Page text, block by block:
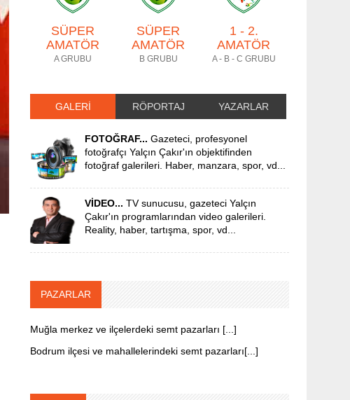
SÜPER
AMATÖR
A GRUBU
SÜPER
AMATÖR
B GRUBU
1 - 2.
AMATÖR
A - B - C GRUBU
GALERİ RÖPORTAJ YAZARLAR
FOTOĞRAF... Gazeteci, profesyonel
fotoğrafçı Yalçın Çakır'ın objektifinden
fotoğraf galerileri. Haber, manzara, spor, vd...
VİDEO... TV sunucusu, gazeteci Yalçın
Çakır'ın programlarından video galerileri.
Reality, haber, tartışma, spor, vd...
PAZARLAR
Muğla merkez ve ilçelerdeki semt pazarları [...]
Bodrum ilçesi ve mahallelerindeki semt pazarları[...]